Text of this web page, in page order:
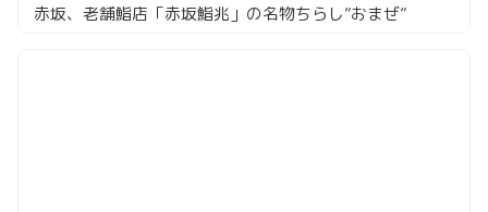
赤坂、老舗鮨店「赤坂鮨兆」の名物ちらし”おまぜ”